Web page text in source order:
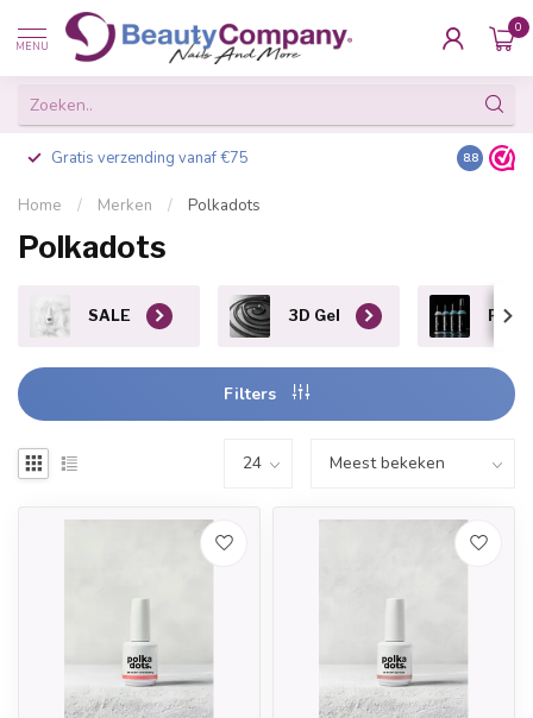
MENU
0
Gratis verzending vanaf €75 Besteld
8.8
Home / Merken / Polkadots
Polkadots
SALE 3D Gel Prep
Filters